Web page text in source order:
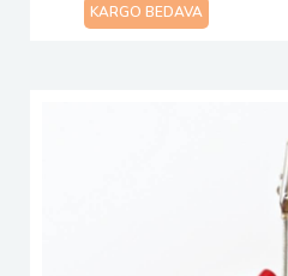
KARGO BEDAVA